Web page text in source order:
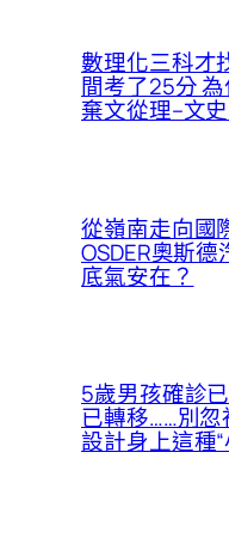
數理化三科才
間考了25分
棄文從理–文
從嶺南走向國
OSDER奧斯
底氣安在？
5歲男孩確診
已轉移……別忽
設計身上這種“